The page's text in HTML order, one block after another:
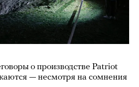
о производстве Patriot
— несмотря на сомнения